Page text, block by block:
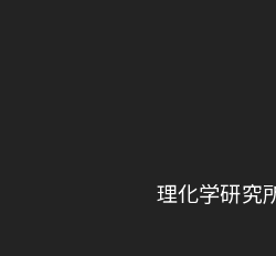
理化学研究